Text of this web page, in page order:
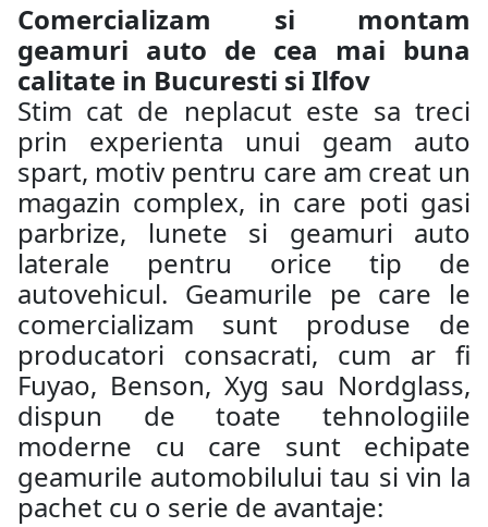
Comercializam si montam
geamuri auto de cea mai buna
calitate in Bucuresti si Ilfov
Stim cat de neplacut este sa treci
prin experienta unui geam auto
spart, motiv pentru care am creat un
magazin complex, in care poti gasi
parbrize, lunete si geamuri auto
laterale pentru orice tip de
autovehicul. Geamurile pe care le
comercializam sunt produse de
producatori consacrati, cum ar fi
Fuyao, Benson, Xyg sau Nordglass,
dispun de toate tehnologiile
moderne cu care sunt echipate
geamurile automobilului tau si vin la
pachet cu o serie de avantaje: